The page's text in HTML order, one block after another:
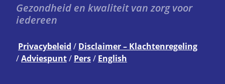
Gezondheid en kwaliteit van zorg voor
iedereen
Privacybeleid
Disclaimer – Klachtenregeling
Adviespunt
Pers English